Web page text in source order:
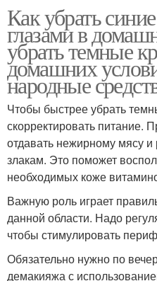
Как убрать
глазами в
убрать темные
домашних
народные
Чтобы быстрее убрать
скорректировать питание.
отдавать нежирному мясу
злакам. Это поможет
необходимых коже
Важную роль играет
данной области. Надо
чтобы стимулировать
Обязательно нужно по
демакияжа с